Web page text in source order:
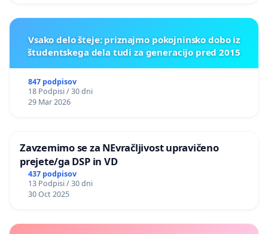
Vsako delo šteje: priznajmo pokojninsko dobo iz
študentskega dela tudi za generacijo pred 2015
847 podpisov
18 Podpisi / 30 dni
29 Mar 2026
Zavzemimo se za NEvračljivost upravičeno
prejete/ga DSP in VD
437 podpisov
13 Podpisi / 30 dni
30 Oct 2025